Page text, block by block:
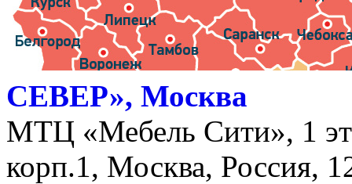
СЕВЕР», Москва
МТЦ «Мебель Сити», 1
корп.1, Москва, Россия,